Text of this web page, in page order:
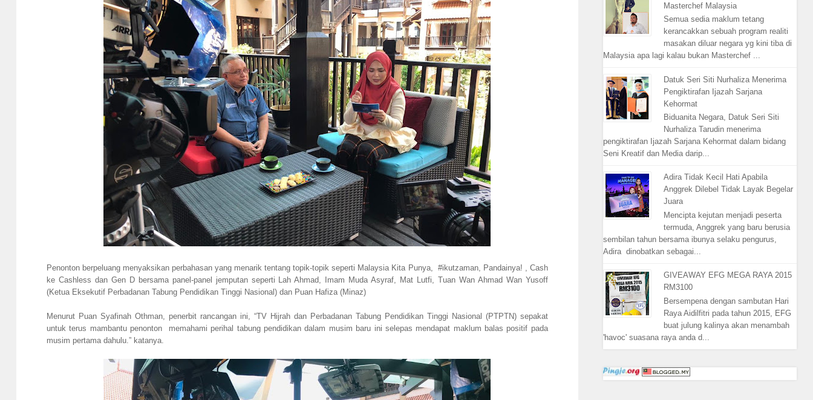
Penonton berpeluang menyaksikan perbahasan yang menarik tentang topik-topik seperti Malaysia Kita Punya, #ikutzaman, Pandainya! , Cash
ke Cashless dan Gen D bersama panel-panel jemputan seperti Lah Ahmad, Imam Muda Asyraf, Mat Lutfi, Tuan Wan Ahmad Wan Yusoff
(Ketua Eksekutif Perbadanan Tabung Pendidikan Tinggi Nasional) dan Puan Hafiza (Minaz)
Menurut Puan Syafinah Othman, penerbit rancangan ini, “TV Hijrah dan Perbadanan Tabung Pendidikan Tinggi Nasional (PTPTN) sepakat
untuk terus mambantu penonton memahami perihal tabung pendidikan dalam musim baru ini selepas mendapat maklum balas positif pada
musim pertama dahulu.” katanya.
Masterchef Malaysia
Semua sedia maklum tetang
kerancakkan sebuah program realiti
masakan diluar negara yg kini tiba di
Malaysia apa lagi kalau bukan Masterchef ...
Datuk Seri Siti Nurhaliza Menerima
Pengiktirafan Ijazah Sarjana
Kehormat
Biduanita Negara, Datuk Seri Siti
Nurhaliza Tarudin menerima
pengiktirafan Ijazah Sarjana Kehormat dalam bidang
Seni Kreatif dan Media darip...
Adira Tidak Kecil Hati Apabila
Anggrek Dilebel Tidak Layak Begelar
Juara
Mencipta kejutan menjadi peserta
termuda, Anggrek yang baru berusia
sembilan tahun bersama ibunya selaku pengurus,
Adira dinobatkan sebagai...
GIVEAWAY EFG MEGA RAYA 2015
RM3100
Bersempena dengan sambutan Hari
Raya Aidilfitri pada tahun 2015, EFG
buat julung kalinya akan menambah
'havoc' suasana raya anda d...